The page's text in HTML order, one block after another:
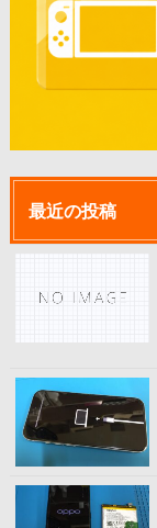
最近の投稿